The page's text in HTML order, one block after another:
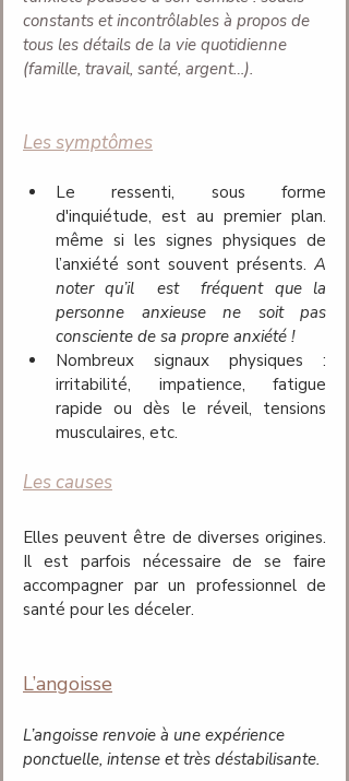
constants et incontrôlables à propos de
tous les détails de la vie quotidienne
(famille, travail, santé, argent…).
Les symptômes
Le ressenti, sous forme
d'inquiétude, est au premier plan.
même si les signes physiques de
l’anxiété sont souvent présents. A
noter qu’il  est  fréquent que la
personne anxieuse ne soit pas
consciente de sa propre anxiété !
Nombreux signaux physiques :
irritabilité, impatience, fatigue
rapide ou dès le réveil, tensions
musculaires, etc.
Les causes
Elles peuvent être de diverses origines.
Il est parfois nécessaire de se faire
accompagner par un professionnel de
santé pour les déceler.
L’angoisse
L’angoisse renvoie à une expérience
ponctuelle, intense et très déstabilisante.